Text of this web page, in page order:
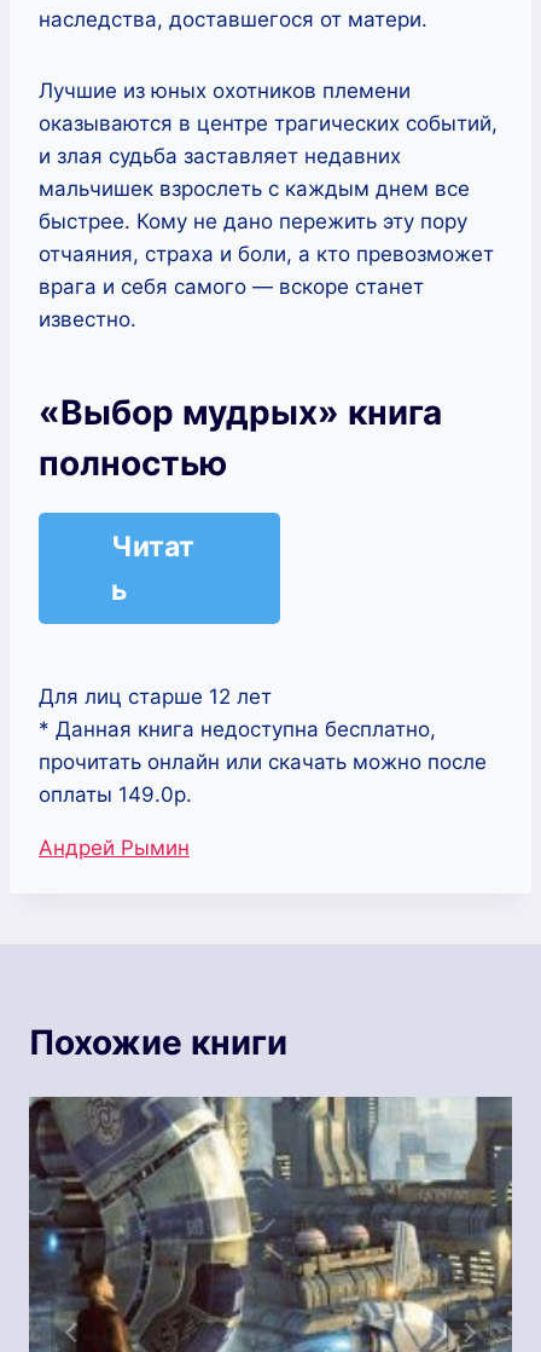
наследства, доставшегося от матери.
Лучшие из юных охотников племени
оказываются в центре трагических событий,
и злая судьба заставляет недавних
мальчишек взрослеть с каждым днем все
быстрее. Кому не дано пережить эту пору
отчаяния, страха и боли, а кто превозможет
врага и себя самого — вскоре станет
известно.
«Выбор мудрых» книга
полностью
Читат
ь
Для лиц старше 12 лет
* Данная книга недоступна бесплатно,
прочитать онлайн или скачать можно после
оплаты 149.0р.
Метки
Андрей Рымин
Похожие книги